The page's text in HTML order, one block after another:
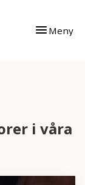
Meny
i våra